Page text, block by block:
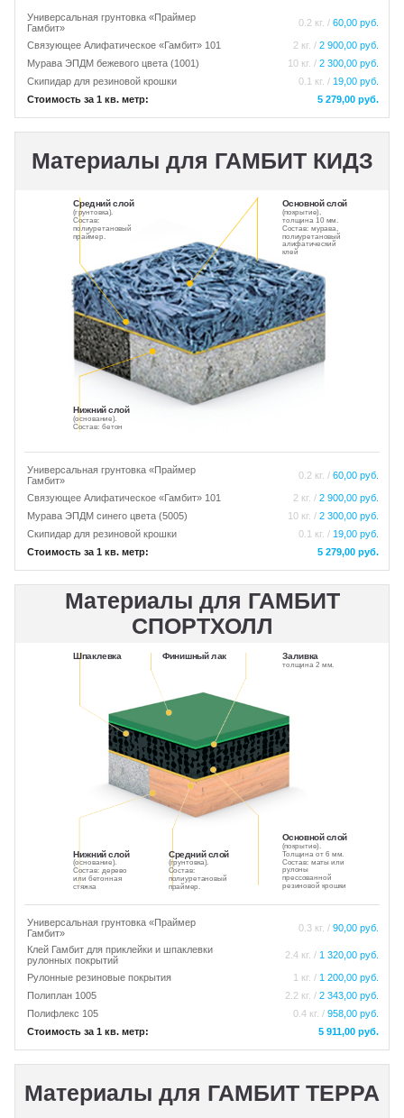
Универсальная грунтовка «Праймер
Гамбит»
0.2 кг. / 60,00 руб.
Связующее Алифатическое «Гамбит» 101 2 кг. / 2 900,00 руб.
Мурава ЭПДМ бежевого цвета (1001)
10 кг. / 2 300,00 руб.
Скипидар для резиновой крошки
0.1 кг. / 19,00 руб.
Стоимость за 1 кв. метр:
5 279,00 руб.
Материалы для ГАМБИТ КИДЗ
Нижний слой
(основание).
Состав: бетон
Средний слой
(грунтовка).
Состав:
полиуретановый
праймер.
Основной слой
(покрытие),
толщина 10 мм.
Состав: мурава,
полиуретановый
алифатический
клей
Универсальная грунтовка «Праймер
Гамбит»
0.2 кг. / 60,00 руб.
Связующее Алифатическое «Гамбит» 101 2 кг. / 2 900,00 руб.
Мурава ЭПДМ синего цвета (5005)
10 кг. / 2 300,00 руб.
Скипидар для резиновой крошки
0.1 кг. / 19,00 руб.
Стоимость за 1 кв. метр:
5 279,00 руб.
Материалы для ГАМБИТ
СПОРТХОЛЛ
Нижний слой
(основание).
Состав: дерево
или бетонная
стяжка
Средний слой
(грунтовка).
Состав:
полиуретановый
праймер.
Основной слой
(покрытие).
Толщина от 6 мм.
Состав: маты или
рулоны
прессованной
резиновой крошки
Шпаклевка Заливка
толщина 2 мм.
Финишный лак
Универсальная грунтовка «Праймер
Гамбит»
0.3 кг. / 90,00 руб.
Клей Гамбит для приклейки и шпаклевки
рулонных покрытий
2.4 кг. / 1 320,00 руб.
Рулонные резиновые покрытия 1 кг. / 1 200,00 руб.
Полиплан 1005
2.2 кг. / 2 343,00 руб.
Полифлекс 105
0.4 кг. / 958,00 руб.
Стоимость за 1 кв. метр:
5 911,00 руб.
Материалы для ГАМБИТ ТЕРРА